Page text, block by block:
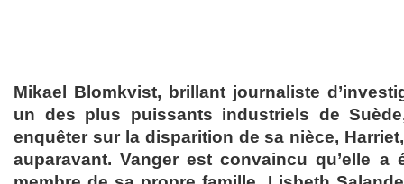
Mikael Blomkvist, brillant journaliste
un des plus puissants industriels de
enquêter sur la disparition de sa nièce,
auparavant. Vanger est convaincu qu’elle a